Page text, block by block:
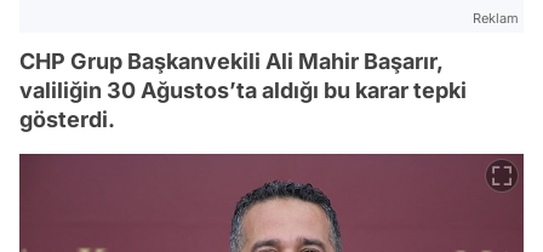
Reklam
CHP Grup Başkanvekili Ali Mahir Başarır,
valiliğin 30 Ağustos’ta aldığı bu karar tepki
gösterdi.